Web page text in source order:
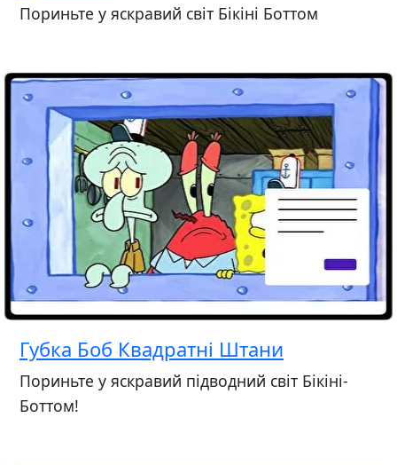
Пориньте у яскравий світ Бікіні Боттом
Губка Боб Квадратні Штани
Пориньте у яскравий підводний світ Бікіні-
Боттом!